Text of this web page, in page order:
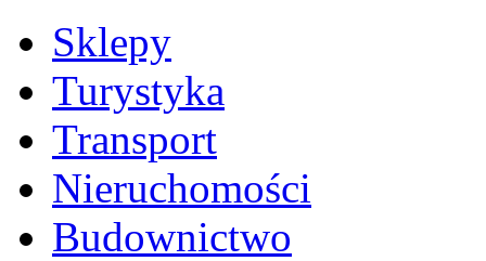
Sklepy
Turystyka
Transport
Nieruchomości
Budownictwo